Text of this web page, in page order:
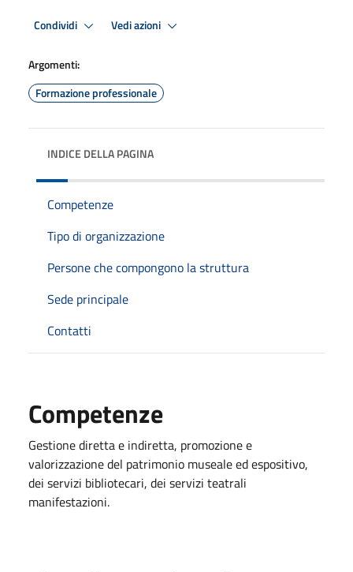
Condividi Vedi azioni
Argomenti:
Formazione professionale
INDICE DELLA PAGINA
Competenze
Tipo di organizzazione
Persone che compongono la struttura
Sede principale
Contatti
Competenze
Gestione diretta e indiretta, promozione e
valorizzazione del patrimonio museale ed espositivo,
dei servizi bibliotecari, dei servizi teatrali
manifestazioni.